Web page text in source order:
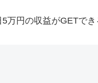
万円の収益がGETでき